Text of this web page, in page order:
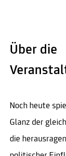
Über die
Noch heute
Glanz der
die